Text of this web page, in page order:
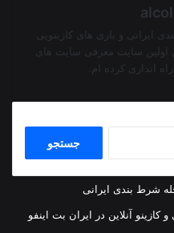
و بازی های کازینویی
هستم. همچنین اولین سایت معرفی سایت های
اندازی کرده ام.
شرط بندی ایرانی
آنلاین در ایران بت اینفو